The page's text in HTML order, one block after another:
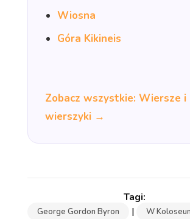
Wiosna
Góra Kikineis
Zobacz wszystkie: Wiersze i
wierszyki →
George Gordon Byron | W